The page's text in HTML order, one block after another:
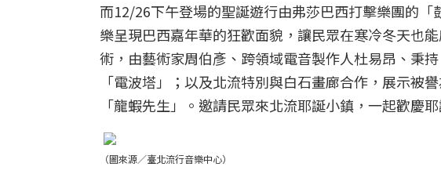
而12/26下午登場的聖誕遊行由弗莎巴西打擊樂團的
樂呈現巴西嘉年華的狂歡面貌，讓民眾在寒冷冬天也
術，由藝術家周伯彥、跨領域電音製作人杜易昂、秉
「電波塔」；以及北流特別與白石畫廊合作，展示
「龍蝦先生」。邀請民眾來北流耶誕小鎮，一起歡慶耶
（圖來源／臺北流行音樂中心）